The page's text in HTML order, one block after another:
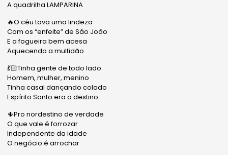
A quadrilha LAMPARINA
🔥O céu tava uma lindeza
Com os “enfeite” de São João
E a fogueira bem acesa
Aquecendo a multidão
💃🏻Tinha gente de todo lado
Homem, mulher, menino
Tinha casal dançando colado
Espírito Santo era o destino
🌵Pro nordestino de verdade
O que vale é forrozar
Independente da idade
O negócio é arrochar